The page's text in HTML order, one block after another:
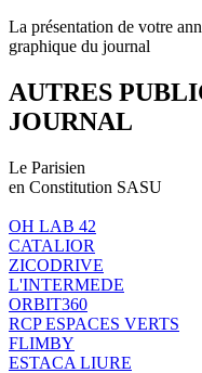
La présentation de votre
graphique du journal
AUTRES
JOURNAL
Le Parisien
en Constitution SASU
OH LAB 42
CATALIOR
ZICODRIVE
L'INTERMEDE
ORBIT360
RCP ESPACES VERTS
FLIMBY
ESTACA LIURE